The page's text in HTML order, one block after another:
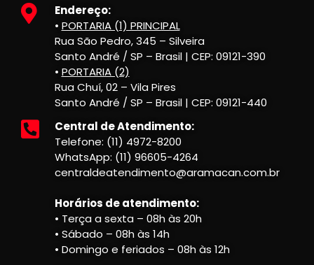
Endereço:
• PORTARIA (1) PRINCIPAL
Rua São Pedro, 345 – Silveira
Santo André / SP – Brasil | CEP: 09121-390
• PORTARIA (2)
Rua Chuí, 02 – Vila Pires
Santo André / SP – Brasil | CEP: 09121-440
Central de Atendimento:
Telefone: (11) 4972-8200
WhatsApp: (11) 96605-4264
centraldeatendimento@aramacan.com.br
Horários de atendimento:
• Terça a sexta – 08h às 20h
• Sábado – 08h às 14h
• Domingo e feriados – 08h às 12h